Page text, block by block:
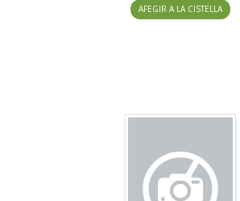
AFEGIR A LA CISTELLA